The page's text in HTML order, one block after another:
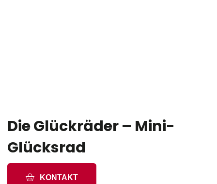
Die Glückräder – Mini-
Glücksrad
KONTAKT